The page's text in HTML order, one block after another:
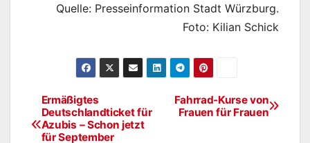
Quelle: Presseinformation Stadt Würzburg.
Foto: Kilian Schick
BeitragsnavigationFahrrad-Kurse von
Frauen für Frauen
Ermäßigtes
Deutschlandticket für
Azubis – Schon jetzt
für September